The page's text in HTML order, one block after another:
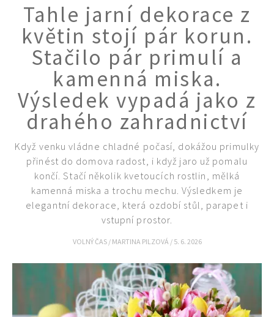
Tahle jarní dekorace z
květin stojí pár korun.
Stačilo pár primulí a
kamenná miska.
Výsledek vypadá jako z
drahého zahradnictví
Když venku vládne chladné počasí, dokážou primulky
přinést do domova radost, i když jaro už pomalu
končí. Stačí několik kvetoucích rostlin, mělká
kamenná miska a trochu mechu. Výsledkem je
elegantní dekorace, která ozdobí stůl, parapet i
vstupní prostor.
VOLNÝ ČAS / MARTINA PILZOVÁ / 5. 6. 2026